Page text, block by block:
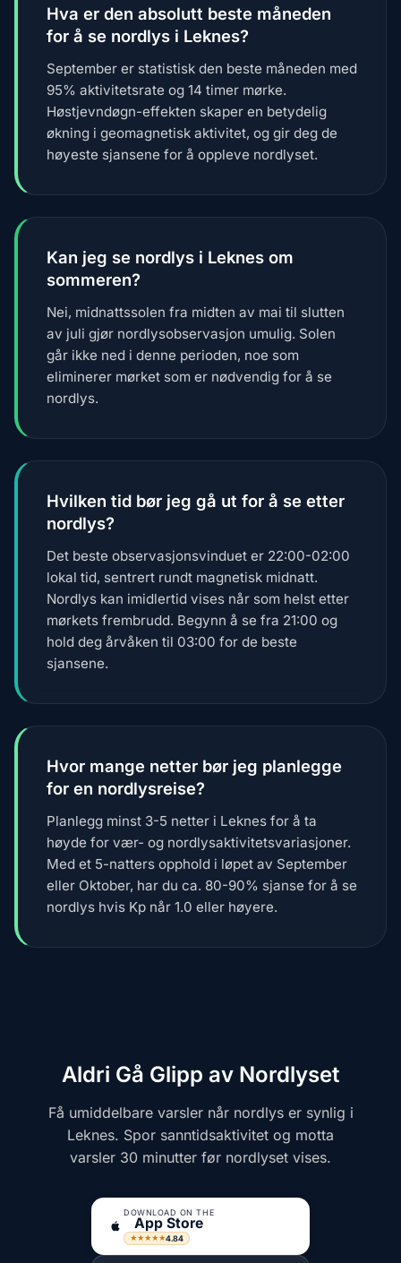
Hva er den absolutt beste måneden
for å se nordlys i Leknes?
September er statistisk den beste måneden med
95% aktivitetsrate og 14 timer mørke.
Høstjevndøgn-effekten skaper en betydelig
økning i geomagnetisk aktivitet, og gir deg de
høyeste sjansene for å oppleve nordlyset.
Kan jeg se nordlys i Leknes om
sommeren?
Nei, midnattssolen fra midten av mai til slutten
av juli gjør nordlysobservasjon umulig. Solen
går ikke ned i denne perioden, noe som
eliminerer mørket som er nødvendig for å se
nordlys.
Hvilken tid bør jeg gå ut for å se etter
nordlys?
Det beste observasjonsvinduet er 22:00-02:00
lokal tid, sentrert rundt magnetisk midnatt.
Nordlys kan imidlertid vises når som helst etter
mørkets frembrudd. Begynn å se fra 21:00 og
hold deg årvåken til 03:00 for de beste
sjansene.
Hvor mange netter bør jeg planlegge
for en nordlysreise?
Planlegg minst 3-5 netter i Leknes for å ta
høyde for vær- og nordlysaktivitetsvariasjoner.
Med et 5-natters opphold i løpet av September
eller Oktober, har du ca. 80-90% sjanse for å se
nordlys hvis Kp når 1.0 eller høyere.
Aldri Gå Glipp av Nordlyset
Få umiddelbare varsler når nordlys er synlig i
Leknes. Spor sanntidsaktivitet og motta
varsler 30 minutter før nordlyset vises.
DOWNLOAD ON THE
App Store
★★★★★4.84